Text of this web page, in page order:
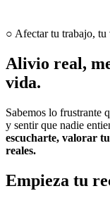
○ Afectar tu trabajo, tu
Alivio real,
vida.
Sabemos lo frustrante
y sentir que nadie
escucharte, valorar
reales.
Empieza tu